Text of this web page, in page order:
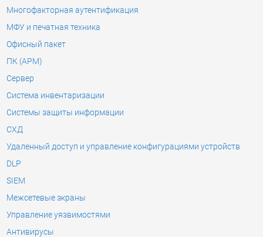
Многофакторная аутентификация
МФУ и печатная техника
Офисный пакет
ПК (АРМ)
Сервер
Система инвентаризации
Системы защиты информации
СХД
Удаленный доступ и управление конфигурациями устройств
DLP
SIEM
Межсетевые экраны
Управление уязвимостями
Антивирусы